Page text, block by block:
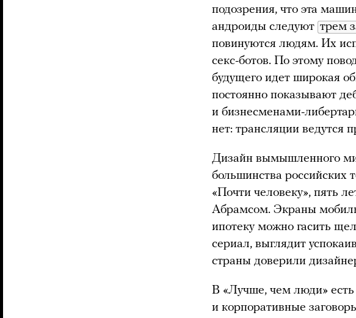
подозрения, что эта
андроиды следуют трем
повинуются людям. Их
секс-ботов. По этому
будущего идет широкая
постоянно показывают
и бизнесменами-
нет: трансляции ведутся
Дизайн вымышленного
большинства российских
«Почти человеку», пять
Абрамсом. Экраны
ипотеку можно гасить
сериал, выглядит
страны доверили
В «Лучше, чем люди»
и корпоративные